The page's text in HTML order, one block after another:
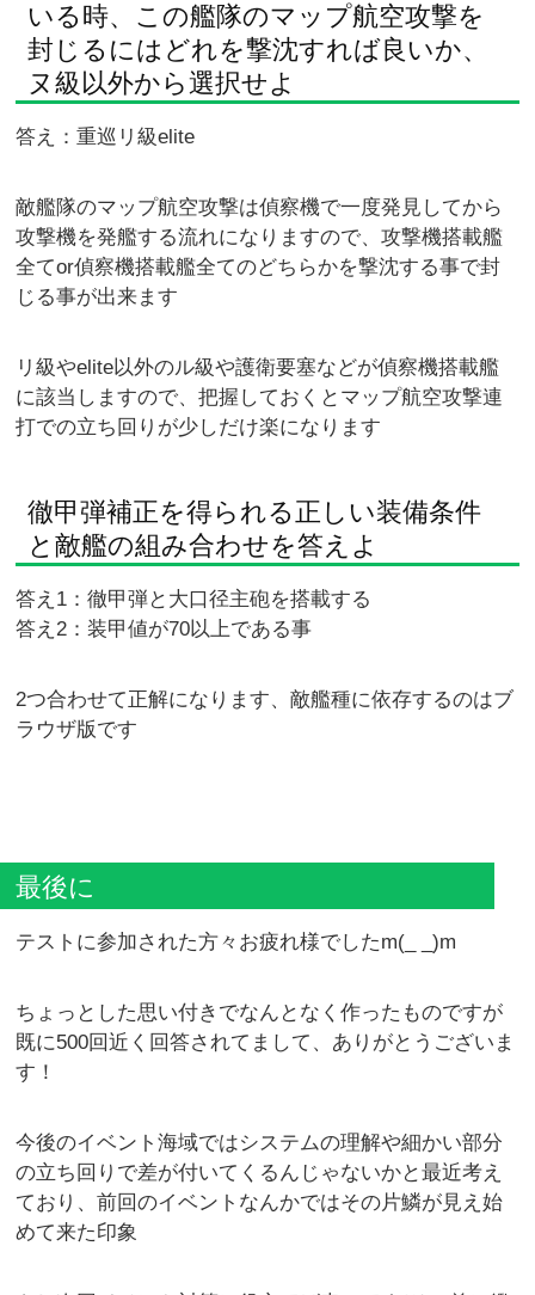
いる時、この艦隊のマップ航空攻撃を
封じるにはどれを撃沈すれば良いか、
ヌ級以外から選択せよ
答え：重巡リ級elite
敵艦隊のマップ航空攻撃は偵察機で一度発見してから
攻撃機を発艦する流れになりますので、攻撃機搭載艦
全てor偵察機搭載艦全てのどちらかを撃沈する事で封
じる事が出来ます
リ級やelite以外のル級や護衛要塞などが偵察機搭載艦
に該当しますので、把握しておくとマップ航空攻撃連
打での立ち回りが少しだけ楽になります
徹甲弾補正を得られる正しい装備条件
と敵艦の組み合わせを答えよ
答え1：徹甲弾と大口径主砲を搭載する
答え2：装甲値が70以上である事
2つ合わせて正解になります、敵艦種に依存するのはブ
ラウザ版です
最後に
テストに参加された方々お疲れ様でしたm(_ _)m
ちょっとした思い付きでなんとなく作ったものですが
既に500回近く回答されてまして、ありがとうございま
す！
今後のイベント海域ではシステムの理解や細かい部分
の立ち回りで差が付いてくるんじゃないかと最近考え
ており、前回のイベントなんかではその片鱗が見え始
めて来た印象